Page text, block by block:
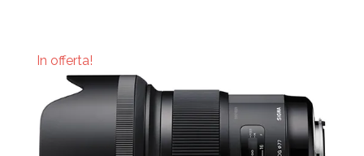
In offerta!